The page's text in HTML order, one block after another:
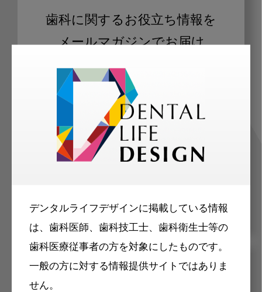
デンタルライフデザインに掲載している情報
は、歯科医師、歯科技工士、歯科衛生士等の
歯科医療従事者の方を対象にしたものです。
一般の方に対する情報提供サイトではありま
せん。
歯科に関するお役立ち情報を
メールマガジンでお届け
ご登録いただいた職種（歯科医師、歯
科衛生士、歯科技工士）に合わせた内
容のメールマガジンをお届けします。
メリット